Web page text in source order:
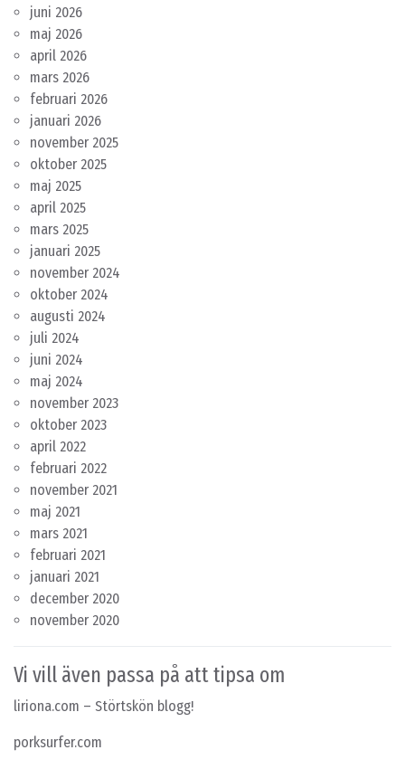
juni 2026
maj 2026
april 2026
mars 2026
februari 2026
januari 2026
november 2025
oktober 2025
maj 2025
april 2025
mars 2025
januari 2025
november 2024
oktober 2024
augusti 2024
juli 2024
juni 2024
maj 2024
november 2023
oktober 2023
april 2022
februari 2022
november 2021
maj 2021
mars 2021
februari 2021
januari 2021
december 2020
november 2020
Vi vill även passa på att tipsa om
liriona.com – Störtskön blogg!
porksurfer.com